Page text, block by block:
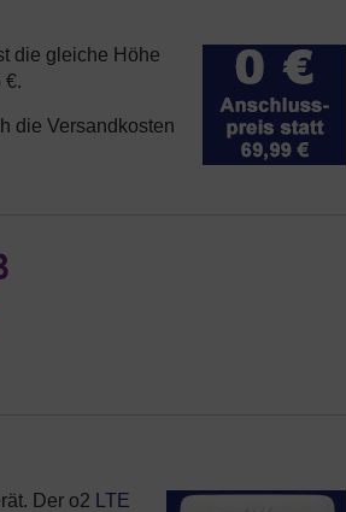
die gleiche Höhe
€.
die Versandkosten
Der o2
LTE